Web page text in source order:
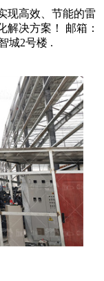
现高效、节能的雷
解决方案！ 邮箱：
城2号楼 .